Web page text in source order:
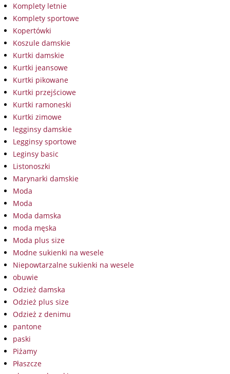
Komplety letnie
Komplety sportowe
Kopertówki
Koszule damskie
Kurtki damskie
Kurtki jeansowe
Kurtki pikowane
Kurtki przejściowe
Kurtki ramoneski
Kurtki zimowe
legginsy damskie
Legginsy sportowe
Leginsy basic
Listonoszki
Marynarki damskie
Moda
Moda
Moda damska
moda męska
Moda plus size
Modne sukienki na wesele
Niepowtarzalne sukienki na wesele
obuwie
Odzież damska
Odzież plus size
Odzież z denimu
pantone
paski
Piżamy
Płaszcze